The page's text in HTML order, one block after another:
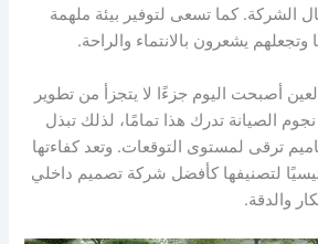
كما تسعى لتوفير بيئة ملهمة
يشعرون بالانتماء والراحة.
أصبحت اليوم جزءًا لا يتجزأ من تطوير
الصيانة تدرك هذا تمامًا، لذلك تبذل
ترقى لمستوى التوقعات. وتعد كفاءتها
لتصنيفها كأفضل شركة تصميم داخلي
والدقة.